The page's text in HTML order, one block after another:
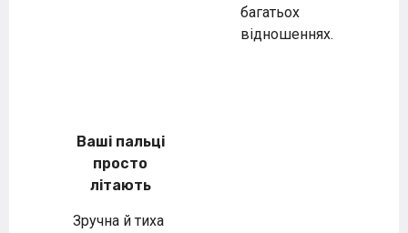
багатьох
відношеннях.
Ваші пальці
просто
літають
Зручна й тиха